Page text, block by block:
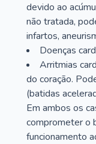
devido ao
não tratada,
infartos,
Doenças
Arritmias
do coração.
(batidas
Em ambos os
comprometer o
funcionamento